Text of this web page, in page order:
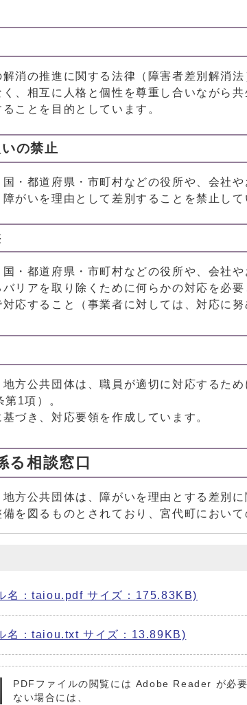
消の推進に関する法律（障害者差別解消
、相互に人格と個性を尊重し合いながら
ことを目的としています。
の禁止
・都道府県・市町村などの役所や、会社
がいを理由として差別することを禁止して
・都道府県・市町村などの役所や、会社
バリアを取り除くために何らかの対応を必
応すること（事業者に対しては、対応に努
方公共団体は、職員が適切に対応するた
1項）。
づき、対応要領を作成しています。
る相談窓口
方公共団体は、障がいを理由とする差別
を図るものとされており、宮代町におい
名：taiou.pdf サイズ：175.83KB)
名：taiou.txt サイズ：13.89KB)
PDFファイルの閲覧には Adobe Reader が必
ない場合には、